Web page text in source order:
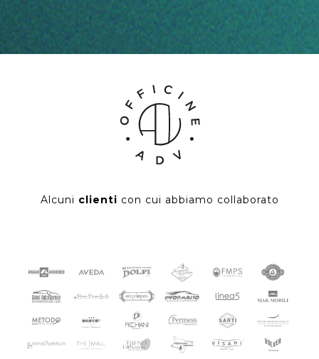
Alcuni clienti con cui abbiamo collaborato